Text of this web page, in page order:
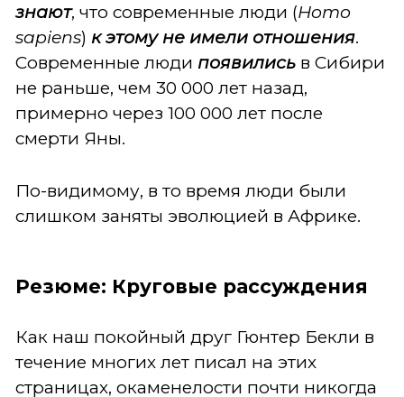
знают, что современные люди (Homo
sapiens) к этому не имели отношения.
Современные люди появились в Сибири
не раньше, чем 30 000 лет назад,
примерно через 100 000 лет после
смерти Яны.
По-видимому, в то время люди были
слишком заняты эволюцией в Африке.
Резюме: Круговые рассуждения
Как наш покойный друг Гюнтер Бекли в
течение многих лет писал на этих
страницах, окаменелости почти никогда